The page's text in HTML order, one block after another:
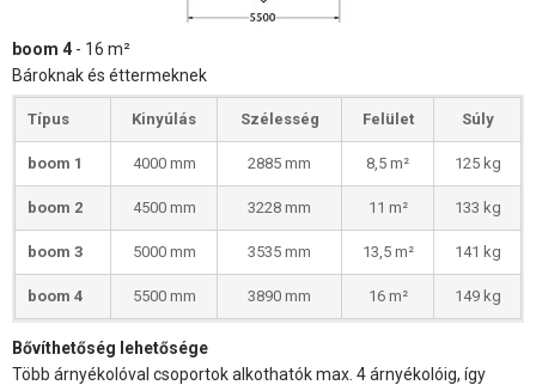
boom 4 - 16 m²
Bároknak és éttermeknek
Típus Kinyúlás Szélesség Felület Súly
boom 1 4000 mm 2885 mm 8,5 m² 125 kg
boom 2 4500 mm 3228 mm 11 m² 133 kg
boom 3 5000 mm 3535 mm 13,5 m² 141 kg
boom 4 5500 mm 3890 mm 16 m² 149 kg
Bővíthetőség lehetősége
Több árnyékolóval csoportok alkothatók max. 4 árnyékolóig, így